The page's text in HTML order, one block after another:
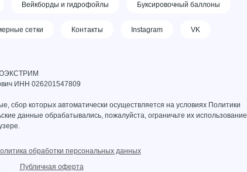
Вейкборды и гидрофойлы Буксировочный баллоны
сетки Контакты Instagram VK
ИНН 026201547809
сбор которых автоматически осуществляется на условиях Политики
данные обрабатывались, пожалуйста, ограничьте их использование
обработки персональных данных
Публичная оферта